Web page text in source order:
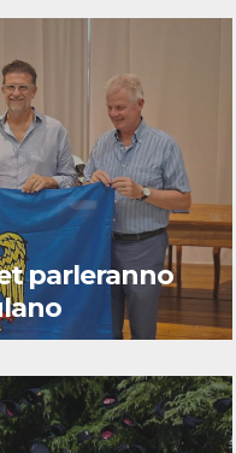
parleranno